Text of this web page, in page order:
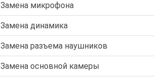
Замена микрофона
Замена динамика
Замена разъема наушников
Замена основной камеры